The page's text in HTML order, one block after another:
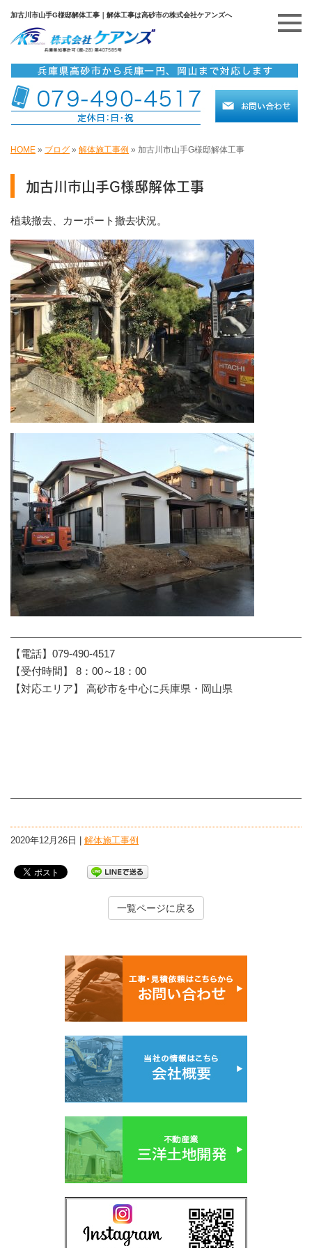
加古川市山手G様邸解体工事｜解体工事は高砂市の株式会社ケアンズへ
HOME » ブログ » 解体施工事例 » 加古川市山手G様邸解体工事
加古川市山手G様邸解体工事
植栽撤去、カーポート撤去状況。
【電話】079-490-4517
【受付時間】 8：00～18：00
【対応エリア】 高砂市を中心に兵庫県・岡山県
2020年12月26日 | 解体施工事例
一覧ページに戻る